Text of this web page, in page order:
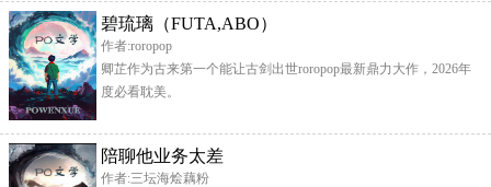
碧琉璃（FUTA,ABO）
作者:roropop
卿芷作为古来第一个能让古剑出世roropop最新鼎力大作，2026年
度必看耽美。
陪聊他业务太差
作者:三坛海烩藕粉